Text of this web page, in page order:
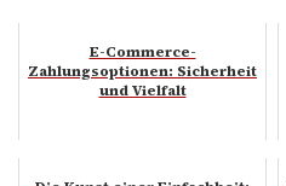
E-Commerce-
Zahlungsoptionen: Sicherheit
und Vielfalt